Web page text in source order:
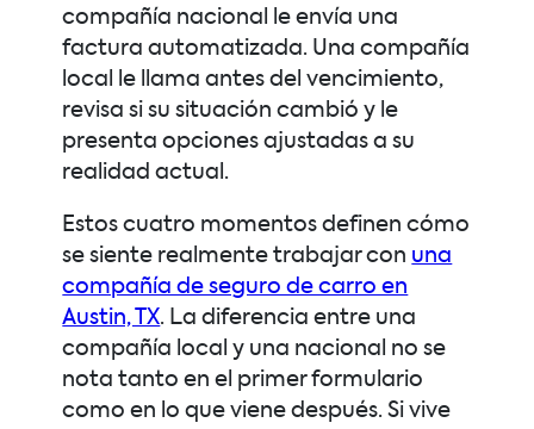
compañía nacional le envía una
factura automatizada. Una compañía
local le llama antes del vencimiento,
revisa si su situación cambió y le
presenta opciones ajustadas a su
realidad actual.
Estos cuatro momentos definen cómo
se siente realmente trabajar con una
compañía de seguro de carro en
Austin, TX. La diferencia entre una
compañía local y una nacional no se
nota tanto en el primer formulario
como en lo que viene después. Si vive